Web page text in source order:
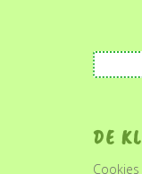
Zoeken
DE